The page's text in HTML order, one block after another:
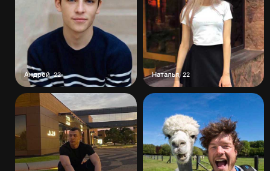
Андрей,22 Наталья,22